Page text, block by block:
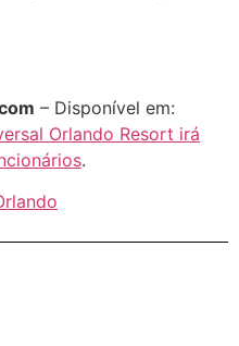
– Disponível em:
Orlando Resort irá
.